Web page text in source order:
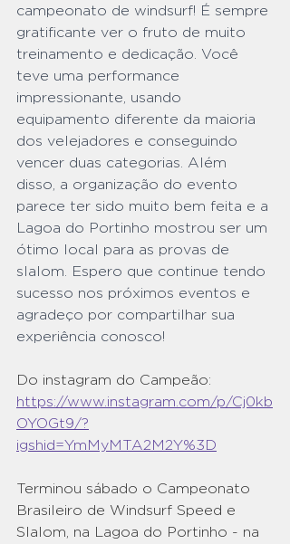
campeonato de windsurf! É sempre
gratificante ver o fruto de muito
treinamento e dedicação. Você
teve uma performance
impressionante, usando
equipamento diferente da maioria
dos velejadores e conseguindo
vencer duas categorias. Além
disso, a organização do evento
parece ter sido muito bem feita e a
Lagoa do Portinho mostrou ser um
ótimo local para as provas de
slalom. Espero que continue tendo
sucesso nos próximos eventos e
agradeço por compartilhar sua
experiência conosco!
Do instagram do Campeão:
https://www.instagram.com/p/Cj0kb
OYOGt9/?
igshid=YmMyMTA2M2Y%3D
Terminou sábado o Campeonato
Brasileiro de Windsurf Speed e
Slalom, na Lagoa do Portinho - na